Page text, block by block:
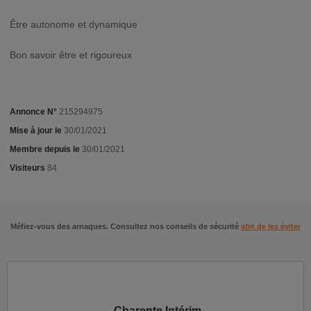
Être autonome et dynamique
Bon savoir être et rigoureux
Annonce N° 215294975
Mise à jour le 30/01/2021
Membre depuis le 30/01/2021
Visiteurs 84
Méfiez-vous des arnaques. Consultez nos conseils de sécurité afin de les éviter